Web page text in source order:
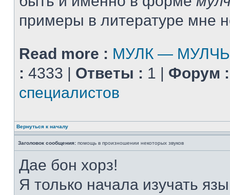
примеры в литературе мне
Read more : МУЛК —
: 4333 | Ответы : 1 | Форум :
специалистов
Вернуться к началу
Заголовок сообщения: помощь в произношении некоторых звуков
Дае бон хорз!
Я только начала изучать